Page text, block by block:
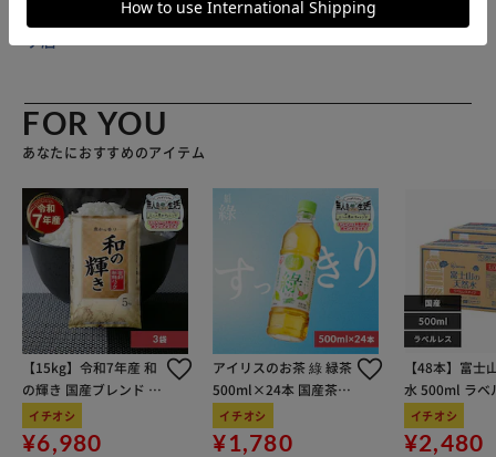
をご了承のうえ、ご注文ください。 印字内容の確認は、商
販売元(特定商取引法に基づく表記)：三重通信 アイリスプラ
ザ店
FOR YOU
あなたにおすすめのアイテム
【15kg】令和7年産 和
の輝き 国産ブレンド 5
kg×3袋
イチオシ
¥6,980
アイリスのお茶 綠 緑茶
500ml×24本 国産茶葉
100％使用
イチオシ
¥1,780
【48本】富士
水 500ml ラベ
イチオシ
¥2,480